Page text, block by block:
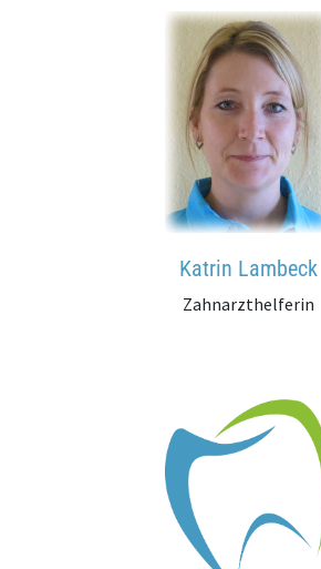
Katrin Lambeck
Zahnarzthelferin